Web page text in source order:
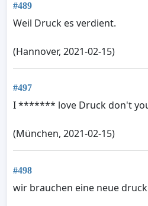
#489
Weil Druck es verdient.
(Hannover, 2021-02-15)
#497
I ******* love Druck don't
(München, 2021-02-15)
#498
wir brauchen eine neue